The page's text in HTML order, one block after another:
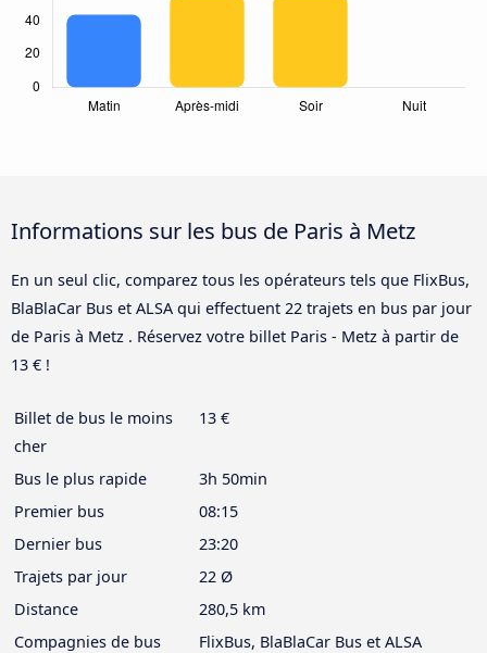
Informations sur les bus de Paris à Metz
En un seul clic, comparez tous les opérateurs tels que FlixBus,
BlaBlaCar Bus et ALSA qui effectuent 22 trajets en bus par jour
de Paris à Metz . Réservez votre billet Paris - Metz à partir de
13 € !
Billet de bus le moins
cher
13 €
Bus le plus rapide
3h 50min
Premier bus
08:15
Dernier bus
23:20
Trajets par jour
22 Ø
Distance
280,5 km
Compagnies de bus
FlixBus, BlaBlaCar Bus et ALSA